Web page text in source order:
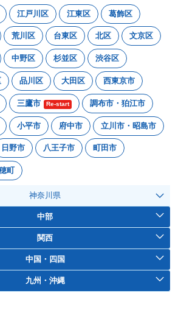
江戸川区 江東区 葛飾区
荒川区 台東区 北区 文京区
中野区 杉並区 渋谷区
品川区 大田区 西東京市
三鷹市 Re-start 調布市・狛江市
小平市 府中市 立川市・昭島市
日野市 八王子市 町田市
町
神奈川県
中部
関西
中国・四国
九州・沖縄